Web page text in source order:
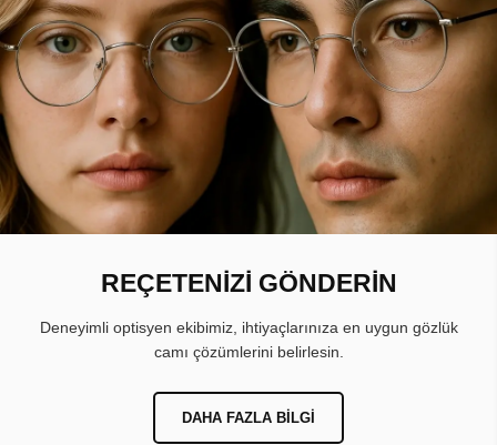
REÇETENİZİ GÖNDERİN
Deneyimli optisyen ekibimiz, ihtiyaçlarınıza en uygun gözlük
camı çözümlerini belirlesin.
DAHA FAZLA BILGI